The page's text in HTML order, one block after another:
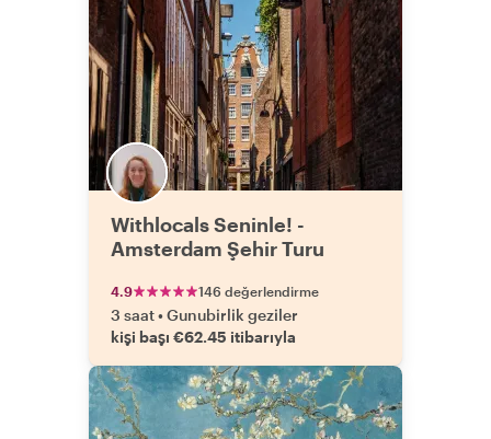
Withlocals Seninle! -
Amsterdam Şehir Turu
4.9 146 değerlendirme
3 saat•Gunubirlik geziler
kişi başı €62.45 itibarıyla